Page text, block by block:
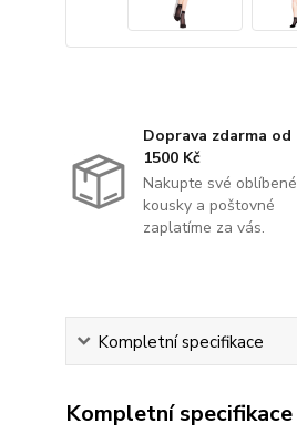
Doprava zdarma od
1500 Kč
Nakupte své oblíbené
kousky a poštovné
zaplatíme za vás.
Kompletní specifikace
Kompletní specifikace